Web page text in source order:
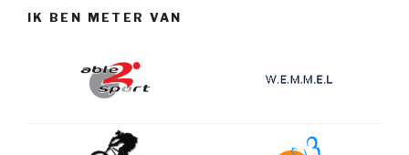
IK BEN METER VAN